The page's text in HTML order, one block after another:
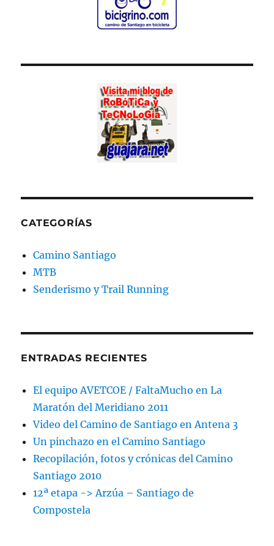
CATEGORÍAS
Camino Santiago
MTB
Senderismo y Trail Running
ENTRADAS RECIENTES
El equipo AVETCOE / FaltaMucho en La
Maratón del Meridiano 2011
Video del Camino de Santiago en Antena 3
Un pinchazo en el Camino Santiago
Recopilación, fotos y crónicas del Camino
Santiago 2010
12ª etapa -> Arzúa – Santiago de
Compostela